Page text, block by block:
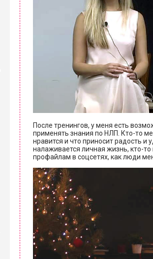
После тренингов, у меня есть
применять знания по НЛП. Кто-то
нравится и что приносит радость и
налаживается личная жизнь, кто-
профайлам в соцсетях, как люди